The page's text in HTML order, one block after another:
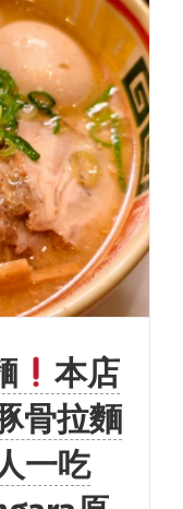
本店
骨拉麵
一吃